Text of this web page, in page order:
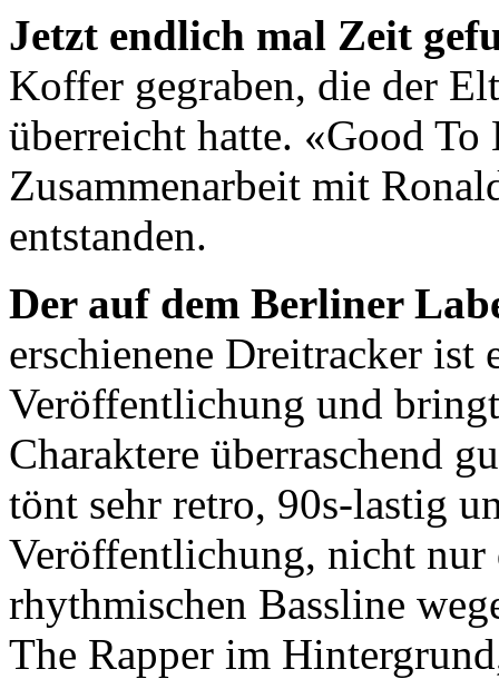
Jetzt endlich mal Zeit
Koffer gegraben, die der
überreicht hatte. «Good
Zusammenarbeit mit
entstanden.
Der auf dem Berliner
erschienene Dreitracker ist
Veröffentlichung und
Charaktere überraschend
tönt sehr retro, 90s-lastig
Veröffentlichung, nicht nur
rhythmischen Bassline
The Rapper im